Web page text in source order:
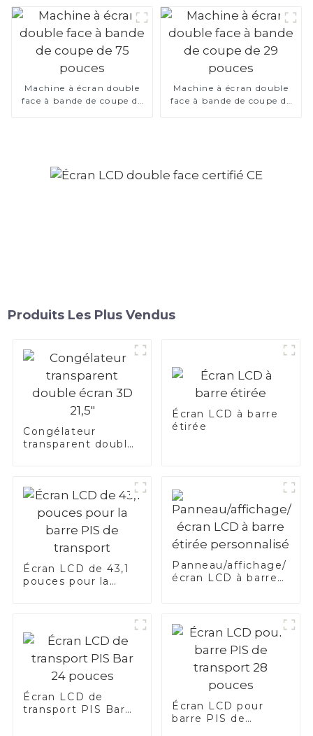
Machine à écran double
face à bande de coupe de
Machine à écran double
face à bande de coupe de
Produits Les Plus Vendus
Congélateur
transparent double
Écran LCD à barre
étirée
Écran LCD de 43,1
pouces pour la
Panneau/affichage/
écran LCD à barre
Écran LCD de
transport PIS Bar
Écran LCD pour
barre PIS de